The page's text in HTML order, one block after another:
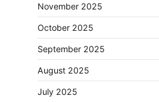
November 2025
October 2025
September 2025
August 2025
July 2025